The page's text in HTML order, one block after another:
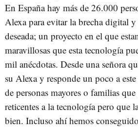
En España hay más de 26.000
Alexa para evitar la brecha digital
deseada; un proyecto en el que
maravillosas que esta tecnología
mil anécdotas. Desde una señora
su Alexa y responde un poco a
de personas mayores o familias
reticentes a la tecnología pero que
bien. Incluso ahí hemos